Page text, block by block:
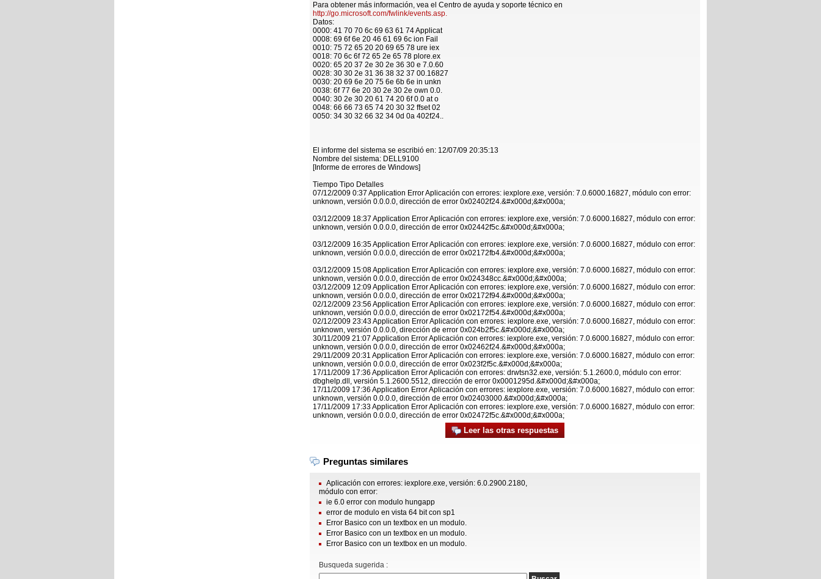
Para obtener más información, vea el Centro de ayuda y soporte técnico en
http://go.microsoft.com/fwlink/events.asp.
Datos:
0000: 41 70 70 6c 69 63 61 74 Applicat
0008: 69 6f 6e 20 46 61 69 6c ion Fail
0010: 75 72 65 20 20 69 65 78 ure iex
0018: 70 6c 6f 72 65 2e 65 78 plore.ex
0020: 65 20 37 2e 30 2e 36 30 e 7.0.60
0028: 30 30 2e 31 36 38 32 37 00.16827
0030: 20 69 6e 20 75 6e 6b 6e in unkn
0038: 6f 77 6e 20 30 2e 30 2e own 0.0.
0040: 30 2e 30 20 61 74 20 6f 0.0 at o
0048: 66 66 73 65 74 20 30 32 ffset 02
0050: 34 30 32 66 32 34 0d 0a 402f24..
El informe del sistema se escribió en: 12/07/09 20:35:13
Nombre del sistema: DELL9100
[Informe de errores de Windows]
Tiempo Tipo Detalles
07/12/2009 0:37 Application Error Aplicación con errores: iexplore.exe, versión: 7.0.6000.16827, módulo con error:
unknown, versión 0.0.0.0, dirección de error 0x02402f24.&#x000d;&#x000a;
03/12/2009 18:37 Application Error Aplicación con errores: iexplore.exe, versión: 7.0.6000.16827, módulo con error:
unknown, versión 0.0.0.0, dirección de error 0x02442f5c.&#x000d;&#x000a;
03/12/2009 16:35 Application Error Aplicación con errores: iexplore.exe, versión: 7.0.6000.16827, módulo con error:
unknown, versión 0.0.0.0, dirección de error 0x02172fb4.&#x000d;&#x000a;
03/12/2009 15:08 Application Error Aplicación con errores: iexplore.exe, versión: 7.0.6000.16827, módulo con error:
unknown, versión 0.0.0.0, dirección de error 0x024348cc.&#x000d;&#x000a;
03/12/2009 12:09 Application Error Aplicación con errores: iexplore.exe, versión: 7.0.6000.16827, módulo con error:
unknown, versión 0.0.0.0, dirección de error 0x02172f94.&#x000d;&#x000a;
02/12/2009 23:56 Application Error Aplicación con errores: iexplore.exe, versión: 7.0.6000.16827, módulo con error:
unknown, versión 0.0.0.0, dirección de error 0x02172f54.&#x000d;&#x000a;
02/12/2009 23:43 Application Error Aplicación con errores: iexplore.exe, versión: 7.0.6000.16827, módulo con error:
unknown, versión 0.0.0.0, dirección de error 0x024b2f5c.&#x000d;&#x000a;
30/11/2009 21:07 Application Error Aplicación con errores: iexplore.exe, versión: 7.0.6000.16827, módulo con error:
unknown, versión 0.0.0.0, dirección de error 0x02462f24.&#x000d;&#x000a;
29/11/2009 20:31 Application Error Aplicación con errores: iexplore.exe, versión: 7.0.6000.16827, módulo con error:
unknown, versión 0.0.0.0, dirección de error 0x023f2f5c.&#x000d;&#x000a;
17/11/2009 17:36 Application Error Aplicación con errores: drwtsn32.exe, versión: 5.1.2600.0, módulo con error:
dbghelp.dll, versión 5.1.2600.5512, dirección de error 0x0001295d.&#x000d;&#x000a;
17/11/2009 17:36 Application Error Aplicación con errores: iexplore.exe, versión: 7.0.6000.16827, módulo con error:
unknown, versión 0.0.0.0, dirección de error 0x02403000.&#x000d;&#x000a;
17/11/2009 17:33 Application Error Aplicación con errores: iexplore.exe, versión: 7.0.6000.16827, módulo con error:
unknown, versión 0.0.0.0, dirección de error 0x02472f5c.&#x000d;&#x000a;
Leer las otras respuestas
Preguntas similares
Aplicación con errores: iexplore.exe, versión: 6.0.2900.2180,
módulo con error:
ie 6.0 error con modulo hungapp
error de modulo en vista 64 bit con sp1
Error Basico con un textbox en un modulo.
Error Basico con un textbox en un modulo.
Error Basico con un textbox en un modulo.
Busqueda sugerida :